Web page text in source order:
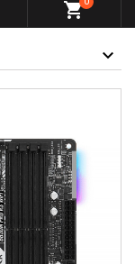
shopping_cart